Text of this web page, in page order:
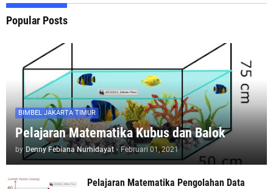
Popular Posts
BIMBEL JAKARTA TIMUR
Pelajaran Matematika Kubus dan Balok
by Denny Febiana Nurhidayat - Februari 01, 2021
Pelajaran Matematika Pengolahan Data